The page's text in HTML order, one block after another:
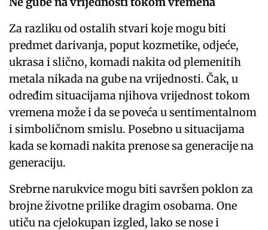
Za razliku od ostalih stvari koje mogu biti
predmet darivanja, poput kozmetike, odjeće,
ukrasa i slično, komadi nakita od plemenitih
metala nikada na gube na vrijednosti. Čak, u
određim situacijama njihova vrijednost tokom
vremena može i da se poveća u sentimentalnom
i simboličnom smislu. Posebno u situacijama
kada se komadi nakita prenose sa generacije na
generaciju.
Srebrne narukvice mogu biti savršen poklon za
brojne životne prilike dragim osobama. One
utiču na cjelokupan izgled, lako se nose i